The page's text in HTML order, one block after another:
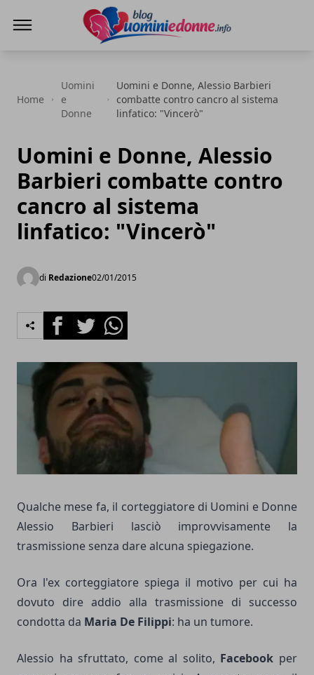
Home
Uomini
e
Donne
Uomini e Donne, Alessio Barbieri
combatte contro cancro al sistema
linfatico: "Vincerò"
Uomini e Donne, Alessio
Barbieri combatte contro
cancro al sistema
linfatico: "Vincerò"
di Redazione02/01/2015
FacebookTwitterWhatsapp
Qualche mese fa, il corteggiatore di Uomini e Donne
Alessio Barbieri lasciò improvvisamente la
trasmissione senza dare alcuna spiegazione.
Ora l'ex corteggiatore spiega il motivo per cui ha
dovuto dire addio alla trasmissione di successo
condotta da Maria De Filippi: ha un tumore.
Alessio ha sfruttato, come al solito, Facebook per